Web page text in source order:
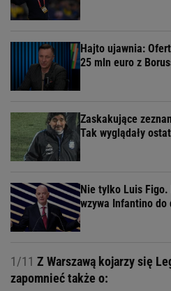
Hajto ujawnia:
25 mln euro z
Zaskakujące
Tak wyglądały
Nie tylko Luis
wzywa Infantino do
1/11 Z Warszawą kojarzy się
zapomnieć także o: